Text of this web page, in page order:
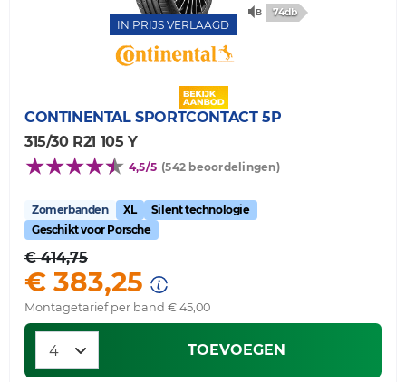
IN PRIJS VERLAAGD
74db
CONTINENTAL SPORTCONTACT 5P
315/30 R21 105 Y
4,5/5 (542 beoordelingen)
Zomerbanden XL
Silent technologie
Geschikt voor Porsche
€ 414,75
€ 383,25
Montagetarief per band € 45,00
TOEVOEGEN